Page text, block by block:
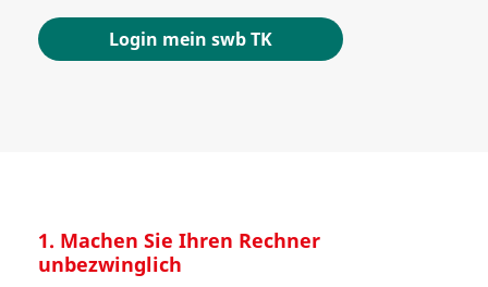
Login mein swb TK
1. Machen Sie Ihren Rechner
unbezwinglich